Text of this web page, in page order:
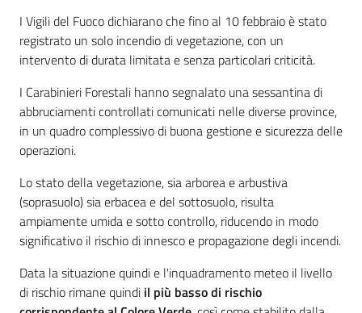
I Vigili del Fuoco dichiarano che fino al 10 febbraio è stato
registrato un solo incendio di vegetazione, con un
intervento di durata limitata e senza particolari criticità.
I Carabinieri Forestali hanno segnalato una sessantina di
abbruciamenti controllati comunicati nelle diverse province,
in un quadro complessivo di buona gestione e sicurezza delle
operazioni.
Lo stato della vegetazione, sia arborea e arbustiva
(soprasuolo) sia erbacea e del sottosuolo, risulta
ampiamente umida e sotto controllo, riducendo in modo
significativo il rischio di innesco e propagazione degli incendi.
Data la situazione quindi e l'inquadramento meteo il livello
di rischio rimane quindi il più basso di rischio